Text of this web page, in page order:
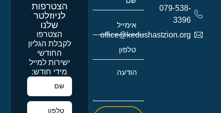
079-538-
3396
office@kedushastzion.org
הצטרפות
לניוזלטר
שלנו
הצטרפו
לקבלת הגליון
החודשי
ישירות למייל
מידי חודש: